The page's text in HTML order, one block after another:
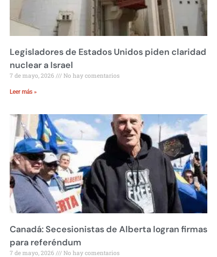
Legisladores de Estados Unidos piden claridad
nuclear a Israel
7 de mayo, 2026 No hay comentarios
Leer más »
Canadá: Secesionistas de Alberta logran firmas
para referéndum
7 de mayo, 2026 No hay comentarios